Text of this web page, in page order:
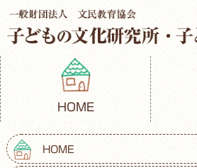
HOME
HOME